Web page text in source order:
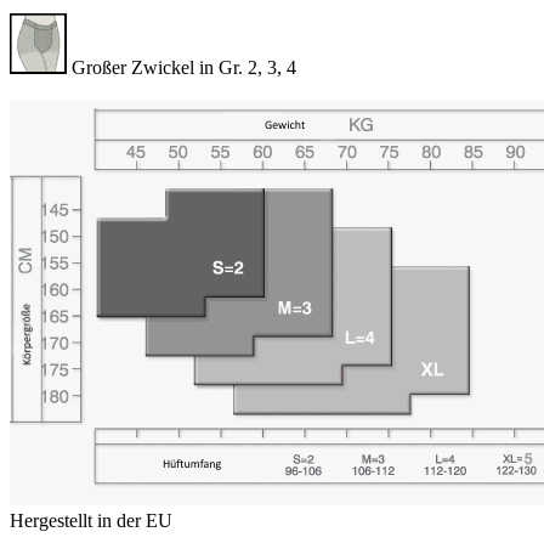
Großer Zwickel in Gr. 2, 3, 4
Hergestellt in der EU